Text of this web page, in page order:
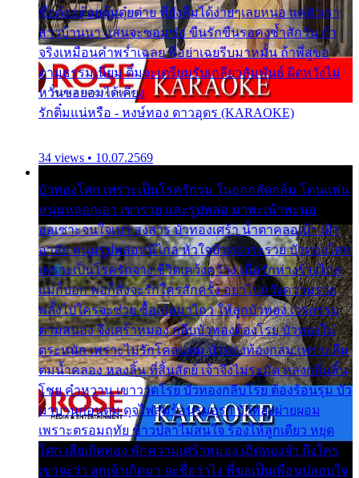
ชื่อต๋อยต้อยตุ้มตุ๋ยต่าย พี่ยังลืมได้ง่ายๆเลยหนอ แค่ตัวเรา
สาวบ้านนา แสนจะซอมซ่อ ขืนรักขืนรอคงช้ำสักวัน ถ้า
จริงเหมือนคำพร่ำเฉลย พี่อย่าเฉยรีบมาหมั้น ถ้าพี่สู่ขอ
ตามธรรมเนียม ติ๋มจะเตรียมรับเกลียวสัมพันธ์ ผิดหวังไม่
หวั่นขอยอมได้เคียง
รักติ๋มแน่หรือ - หงษ์ทอง ดาวอุดร (KARAOKE)
34 views • 10.07.2569
บัวทองโศก เพราะเป็นโรครักรุม ในอกกลัดกลุ้ม โดนแฟน
หนุ่มหลอกเอา เขารวย และรูปหล่อ มาพะเน้าพะนอ
ออเซาะจนใจเบา สงสาร บัวทองเศร้า น้ำตาคลอเบ้า เฝ้า
อาลัย หนุ่มรูปหล่อหนีไกล หัวใจบัวทองระรวย บัวทองโศก
เพราะเป็นโรครักจาง ชีวิตเคว้งคว้าง เมื่อรักห่างร้างไกล
แม่ก็บอก พ่อก็สั่งจะรักใครสักครั้ง อย่าไปหวังความรวย
พลั้งไปใครจะช่วย ซื้อเปลมาไกว ให้ลูกบัวทอง เวรกรรม
ตามสนอง จึงเศร้าหมอง กลีบบัวทองต้องโรย บัวทองไม่
ตระหนัก เพราะไม่รักโคลนตม บัวทองท้องกลม เพราะลืม
ตมน้ำคลอง หลงลิ้น ที่สิ้นสัตย์ เจ้าจึงไม่ระมัด หลงกลิ่นลิ้น
โชย คำหวาน เขาวาดโรย บัวทองกลีบโรย ต้องร้อนรุม บัว
มาบานก่อนตูม ดุจไฟสุมร้อนรุมอุรา บัวทองผ่ายผอม
เพราะตรอมฤทัย ข้าวปลาไม่สนใจ ร้องไห้ลูกเดียว หยุด
โศก เสียเถิดทอง พักความเศร้าหมอง เถิดทองจ๋า ถึงใคร
เขาจะว่า ลูกเจ้าเกิดมา จะชื่อว่าไง พี่ขอเป็นเพื่อนปลอบใจ